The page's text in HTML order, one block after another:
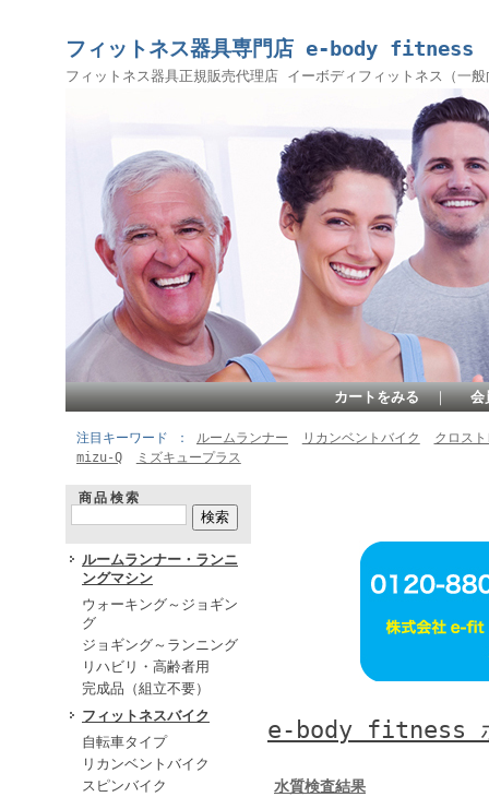
フィットネス器具専門店 e-body fitness
フィットネス器具正規販売代理店 イーボディフィットネス（一
カートをみる ｜ 会
注目キーワード ルームランナー リカンベントバイク
クロス
mizu-Q
ミズキュープラス
商品検索
ルームランナー・ランニ
ングマシン
ウォーキング～ジョギン
グ
ジョギング～ランニング
リハビリ・高齢者用
完成品（組立不要）
フィットネスバイク
自転車タイプ
リカンベントバイク
スピンバイク
e-body fitness
水質検査結果